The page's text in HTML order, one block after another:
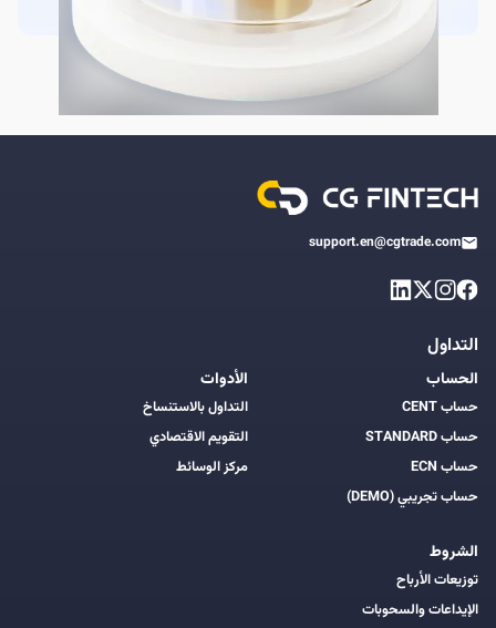
support.en@cgtrade.com
التداول
الحساب
حساب CENT
حساب STANDARD
حساب ECN
حساب تجريبي (DEMO)
الشروط
توزيعات الأرباح
الإيداعات والسحوبات
الأدوات
التداول بالاستنساخ
التقويم الاقتصادي
مركز الوسائط